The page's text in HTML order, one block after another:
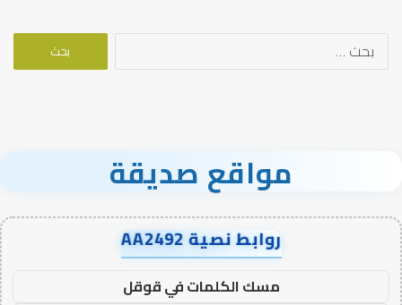
البحث
مواقع صديقة
روابط نصية AA2492
مسك الكلمات في قوقل